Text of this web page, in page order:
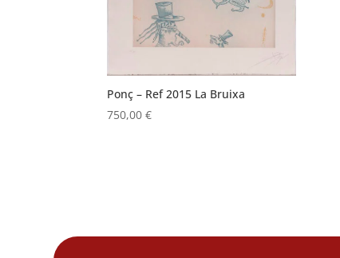
Ponç – Ref 2015 La Bruixa
750,00€